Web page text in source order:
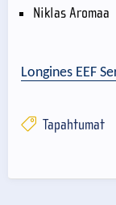
Niklas Aromaa
Longines EEF
Tapahtumat